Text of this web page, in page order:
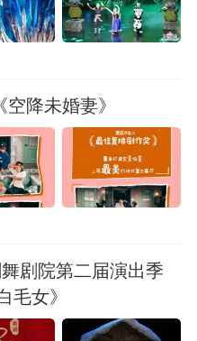
降未婚妻》
剧院第二届演出季
毛女》